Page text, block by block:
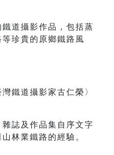
道攝影作品，包括蒸
珍貴的原鄉鐵路風
誌及作品集自序文字
林業鐵路的經驗。